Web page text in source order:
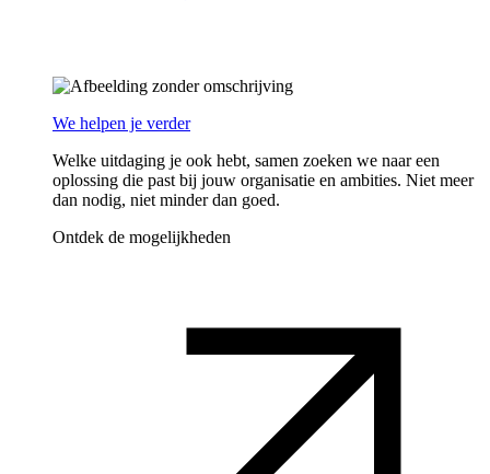
We helpen je verder
Welke uitdaging je ook hebt, samen zoeken we naar een
oplossing die past bij jouw organisatie en ambities. Niet meer
dan nodig, niet minder dan goed.
Ontdek de mogelijkheden